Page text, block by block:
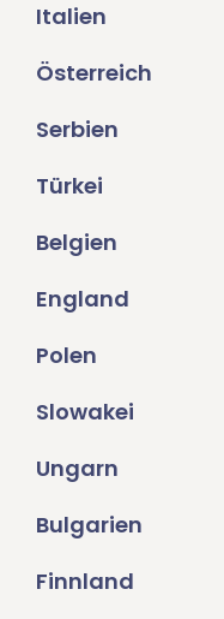
Italien
Österreich
Serbien
Türkei
Belgien
England
Polen
Slowakei
Ungarn
Bulgarien
Finnland